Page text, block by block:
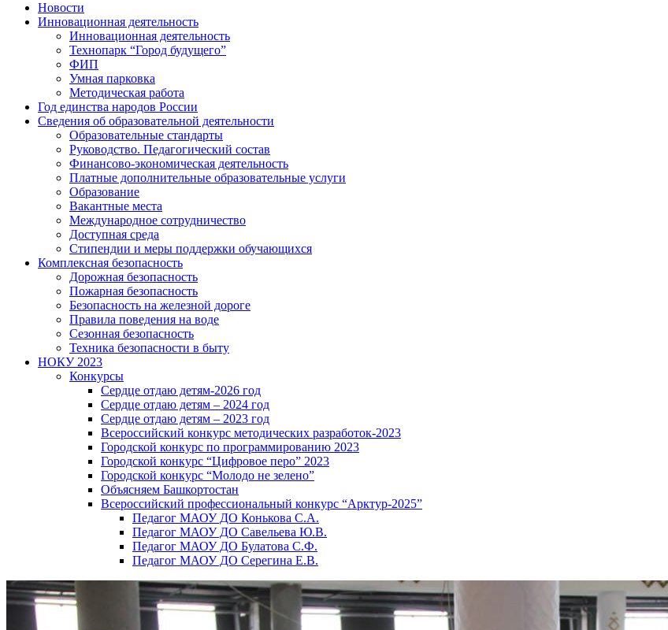
Новости
Инновационная деятельность
Инновационная деятельность
Технопарк “Город будущего”
ФИП
Умная парковка
Методическая работа
Год единства народов России
Сведения об образовательной деятельности
Образовательные стандарты
Руководство. Педагогический состав
Финансово-экономическая деятельность
Платные дополнительные образовательные услуги
Образование
Вакантные места
Международное сотрудничество
Доступная среда
Стипендии и меры поддержки обучающихся
Комплексная безопасность
Дорожная безопасность
Пожарная безопасность
Безопасность на железной дороге
Правила поведения на воде
Сезонная безопасность
Техника безопасности в быту
НОКУ 2023
Конкурсы
Сердце отдаю детям-2026 год
Сердце отдаю детям – 2024 год
Сердце отдаю детям – 2023 год
Всероссийский конкурс методических разработок-2023
Городской конкурс по программированию 2023
Городской конкурс “Цифровое перо” 2023
Городской конкурс “Молодо не зелено”
Объясняем Башкортостан
Всероссийский профессиональный конкурс “Арктур-2025”
Педагог МАОУ ДО Конькова С.А.
Педагог МАОУ ДО Савельева Ю.В.
Педагог МАОУ ДО Булатова С.Ф.
Педагог МАОУ ДО Серегина Е.В.